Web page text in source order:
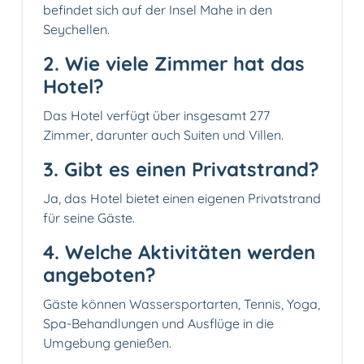
befindet sich auf der Insel Mahe in den
Seychellen.
2. Wie viele Zimmer hat das
Hotel?
Das Hotel verfügt über insgesamt 277
Zimmer, darunter auch Suiten und Villen.
3. Gibt es einen Privatstrand?
Ja, das Hotel bietet einen eigenen Privatstrand
für seine Gäste.
4. Welche Aktivitäten werden
angeboten?
Gäste können Wassersportarten, Tennis, Yoga,
Spa-Behandlungen und Ausflüge in die
Umgebung genießen.